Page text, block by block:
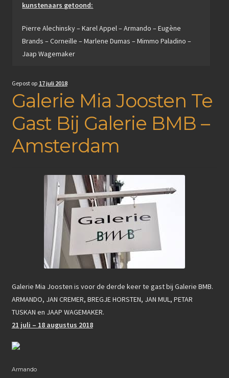
kunstenaars getoond:
Pierre Alechinsky – Karel Appel – Armando – Eugène
Brands – Corneille – Marlene Dumas – Mimmo Paladino –
Jaap Wagemaker
Gepost op 17 juli 2018
Galerie Mia Joosten Te
Gast Bij Galerie BMB –
Amsterdam
Galerie Mia Joosten is voor de derde keer te gast bij Galerie BMB.
ARMANDO, JAN CREMER, BREGJE HORSTEN, JAN MUL, PETAR
TUSKAN en JAAP WAGEMAKER.
21 juli – 18 augustus 2018
Armando